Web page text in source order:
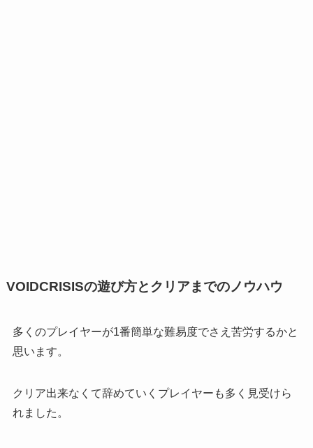
VOIDCRISISの遊び方とクリアまでのノウハウ
多くのプレイヤーが1番簡単な難易度でさえ苦労するかと
思います。
クリア出来なくて辞めていくプレイヤーも多く見受けら
れました。